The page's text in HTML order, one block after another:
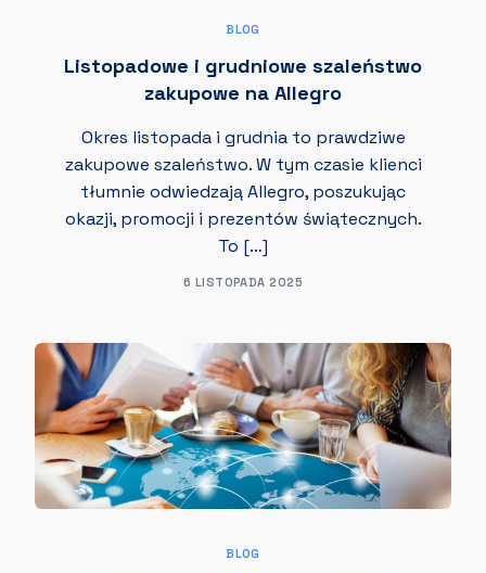
BLOG
Listopadowe i grudniowe szaleństwo
zakupowe na Allegro
Okres listopada i grudnia to prawdziwe
zakupowe szaleństwo. W tym czasie klienci
tłumnie odwiedzają Allegro, poszukując
okazji, promocji i prezentów świątecznych.
To […]
6 LISTOPADA 2025
BLOG